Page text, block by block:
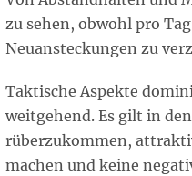
zu sehen, obwohl pro
Neuansteckungen zu
Taktische Aspekte
weitgehend. Es gilt in
rüberzukommen,
machen und keine